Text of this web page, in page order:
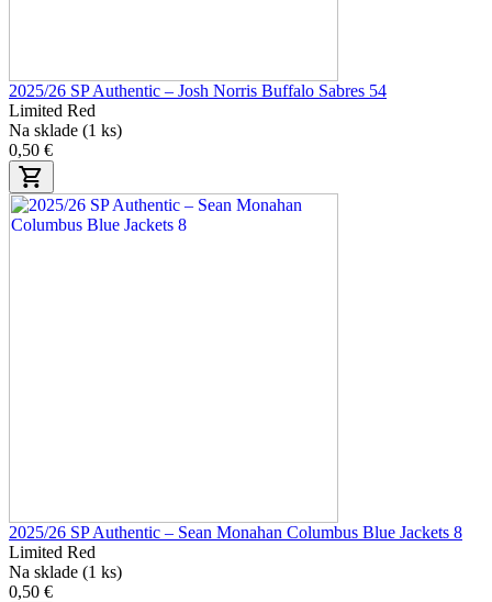
2025/26 SP Authentic – Josh Norris Buffalo Sabres 54
Limited Red
Na sklade (1 ks)
0,50 €
2025/26 SP Authentic – Sean Monahan Columbus Blue Jackets 8
Limited Red
Na sklade (1 ks)
0,50 €